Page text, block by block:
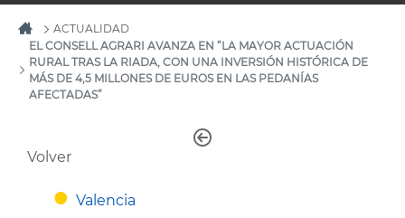
ACTUALIDAD
EL CONSELL AGRARI AVANZA EN “LA MAYOR ACTUACIÓN
RURAL TRAS LA RIADA, CON UNA INVERSIÓN HISTÓRICA DE
MÁS DE 4,5 MILLONES DE EUROS EN LAS PEDANÍAS
AFECTADAS”
Volver
Valencia